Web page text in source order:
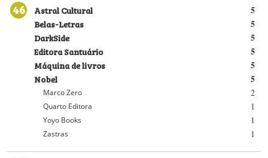
46 5
Astral Cultural
5
Belas-Letras
5
DarkSide
5
Editora Santuário
5
Máquina de livros
5
Nobel
2
Marco Zero
1
Quarto Editora
1
Yoyo Books
1
Zastras